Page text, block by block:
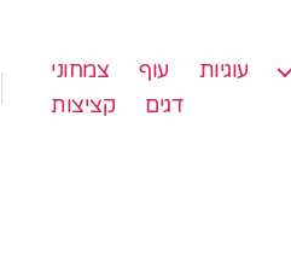
עוגיות עוף
צמחוני
דגים
קציצות